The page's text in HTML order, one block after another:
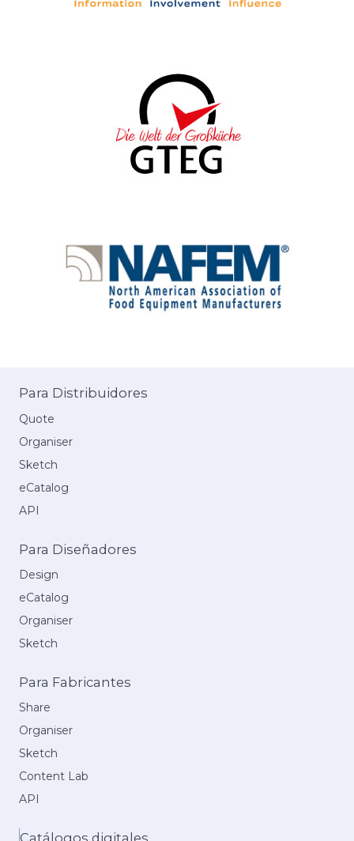
Para Distribuidores
Quote
Organiser
Sketch
eCatalog
API
Para Diseñadores
Design
eCatalog
Organiser
Sketch
Para Fabricantes
Share
Organiser
Sketch
Content Lab
API